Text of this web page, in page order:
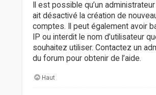
Il est possible qu’un
ait désactivé la création de
comptes. Il peut également avoir
IP ou interdit le nom d’utilisateur
souhaitez utiliser. Contactez un
du forum pour obtenir de l’aide.
Haut